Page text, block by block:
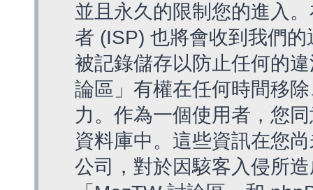
並且永久的限制您的進入
者 (ISP) 也將會收到我們
被記錄儲存以防止任何的
論區」有權在任何時間移
力。作為一個使用者，您
資料庫中。這些資訊在您
公司，對於因駭客入侵所